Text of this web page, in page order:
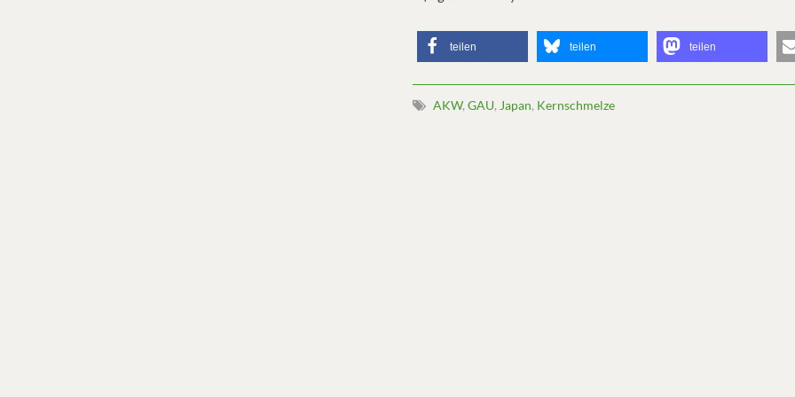
teilen teilen teilen
AKW, GAU, Japan, Kernschmelze